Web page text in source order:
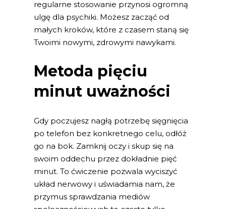
regularne stosowanie przynosi ogromną
ulgę dla psychiki. Możesz zacząć od
małych kroków, które z czasem staną się
Twoimi nowymi, zdrowymi nawykami.
Metoda pięciu
minut uważności
Gdy poczujesz nagłą potrzebę sięgnięcia
po telefon bez konkretnego celu, odłóż
go na bok. Zamknij oczy i skup się na
swoim oddechu przez dokładnie pięć
minut. To ćwiczenie pozwala wyciszyć
układ nerwowy i uświadamia nam, że
przymus sprawdzania mediów